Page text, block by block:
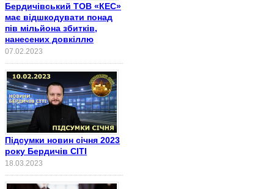
Бердичівський ТОВ «КЕС»
має відшкодувати понад
пів мільйона збитків,
нанесених довкіллю
07.02.2023
Підсумки новин січня 2023
року Бердичів СІТІ
18.03.2023